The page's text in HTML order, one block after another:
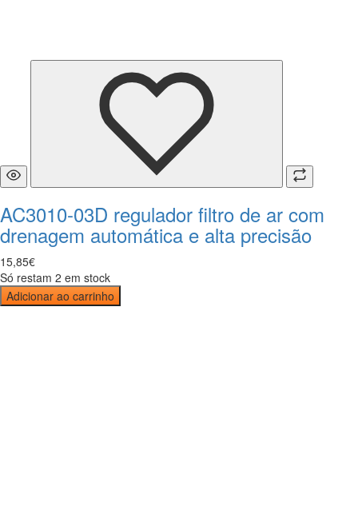
AC3010-03D regulador filtro de ar com
drenagem automática e alta precisão
15,85€
Só restam 2 em stock
Adicionar ao carrinho